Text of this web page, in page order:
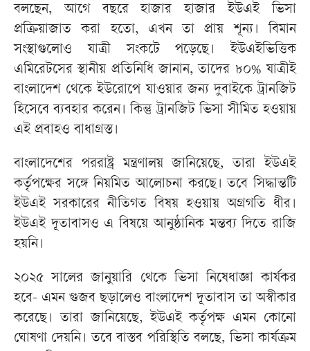
বলছেন, আগে বছরে হাজার হাজার ইউএই ভিসা
প্রক্রিয়াজাত করা হতো, এখন তা প্রায় শূন্য। বিমান
সংস্থাগুলোও যাত্রী সংকটে পড়েছে। ইউএইভিত্তিক
এমিরেটসের স্থানীয় প্রতিনিধি জানান, তাদের ৮০% যাত্রীই
বাংলাদেশ থেকে ইউরোপে যাওয়ার জন্য দুবাইকে ট্রানজিট
হিসেবে ব্যবহার করেন। কিন্তু ট্রানজিট ভিসা সীমিত হওয়ায়
এই প্রবাহও বাধাগ্রস্ত।
বাংলাদেশের পররাষ্ট্র মন্ত্রণালয় জানিয়েছে, তারা ইউএই
কর্তৃপক্ষের সঙ্গে নিয়মিত আলোচনা করছে। তবে সিদ্ধান্তটি
ইউএই সরকারের নীতিগত বিষয় হওয়ায় অগ্রগতি ধীর।
ইউএই দূতাবাসও এ বিষয়ে আনুষ্ঠানিক মন্তব্য দিতে রাজি
হয়নি।
২০২৫ সালের জানুয়ারি থেকে ভিসা নিষেধাজ্ঞা কার্যকর
হবে- এমন গুজব ছড়ালেও বাংলাদেশ দূতাবাস তা অস্বীকার
করেছে। তারা জানিয়েছে, ইউএই কর্তৃপক্ষ এমন কোনো
ঘোষণা দেয়নি। তবে বাস্তব পরিস্থিতি বলছে, ভিসা কার্যক্রম